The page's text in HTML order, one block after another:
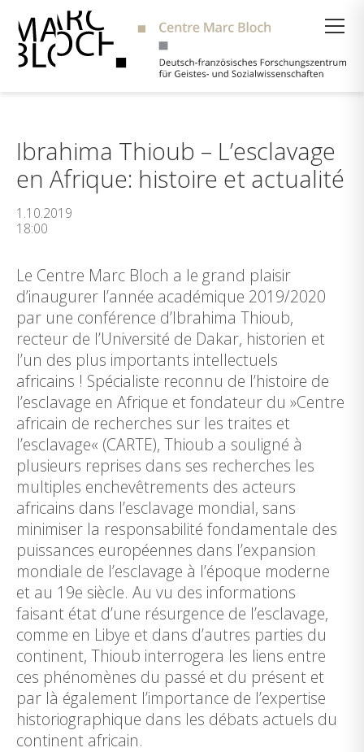
Ibrahima Thioub – L’esclavage
en Afrique: histoire et actualité
1.10.2019
18:00
Le Centre Marc Bloch a le grand plaisir
d’inaugurer l’année académique 2019/2020
par une conférence d’Ibrahima Thioub,
recteur de l’Université de Dakar, historien et
l’un des plus importants intellectuels
africains ! Spécialiste reconnu de l’histoire de
l’esclavage en Afrique et fondateur du »Centre
africain de recherches sur les traites et
l’esclavage« (CARTE), Thioub a souligné à
plusieurs reprises dans ses recherches les
multiples enchevêtrements des acteurs
africains dans l’esclavage mondial, sans
minimiser la responsabilité fondamentale des
puissances européennes dans l’expansion
mondiale de l’esclavage à l’époque moderne
et au 19e siècle. Au vu des informations
faisant état d’une résurgence de l’esclavage,
comme en Libye et dans d’autres parties du
continent, Thioub interrogera les liens entre
ces phénomènes du passé et du présent et
par là également l’importance de l’expertise
historiographique dans les débats actuels du
continent africain.